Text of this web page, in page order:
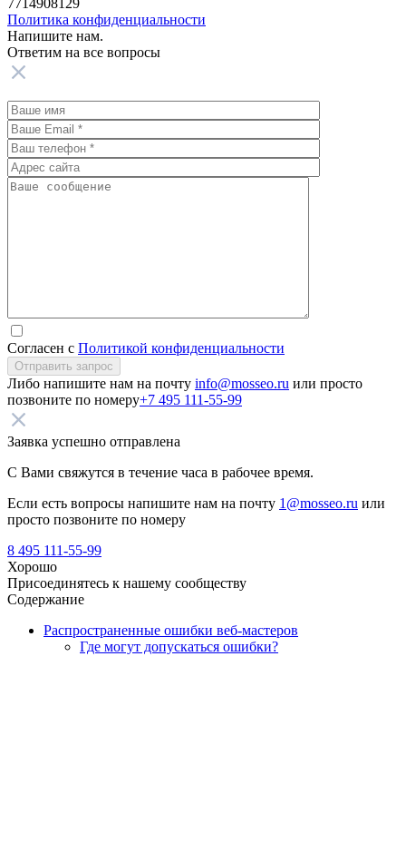
Политика конфиденциальности
Напишите нам.
Ответим на все вопросы
Согласен с Политикой конфиденциальности
Отправить запрос
Либо напишите нам на почту info@mosseo.ru или просто
позвоните по номеру+7 495 111-55-99
Заявка успешно отправлена
С Вами свяжутся в течение часа в рабочее время.
Если есть вопросы напишите нам на почту 1@mosseo.ru или
просто позвоните по номеру
8 495 111-55-99
Хорошо
Присоединятесь к нашему сообществу
Содержание
Распространенные ошибки веб-мастеров
Где могут допускаться ошибки?